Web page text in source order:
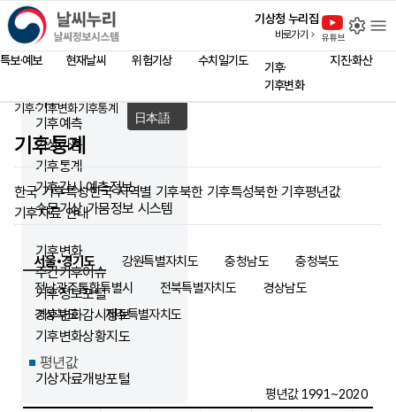
날씨누리 - 날씨정보시스템
유튜브 설
특보·예보 현재날씨 위험기상 수치일기도
기후·
기후변화
지진·화산
기상청 누리집
바로가기
close
홈 페이지
English
日本語
기후
기후예측
기상가뭄
기후통계
기후감시·예측정보
수문기상 가뭄정보 시스템
기후변화
주간기후이슈
기후정보포털
기후변화감시정보
기후변화상황지도
기상자료개방포털
홈
기후·기후변화기후통계
기후통계
한국 기후특성한국 지역별 기후북한 기후특성북한 기후평년값
기후자료 안내
서울•경기도 강원특별자치도 충청남도
충청북도
전남광주통합특별시
전북특별자치도
경상남도
경상북도
제주특별자치도
평년값
평년값 1991~2020